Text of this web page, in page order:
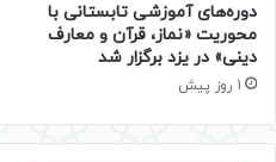
دوره‌های آموزشی تابستانی با
محوریت «نماز، قرآن و معارف
دینی» در یزد برگزار شد
1 روز پیش